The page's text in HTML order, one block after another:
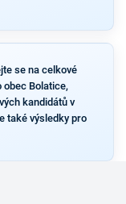
se na celkové
obec Bolatice,
kandidátů v
také výsledky pro